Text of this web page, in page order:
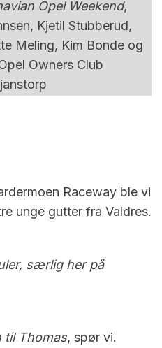
Opel Weekend,
Kjetil Stubberud,
Meling, Kim Bonde og
Owners Club
Raceway ble vi
unge gutter fra Valdres.
særlig her på
til Thomas, spør vi.